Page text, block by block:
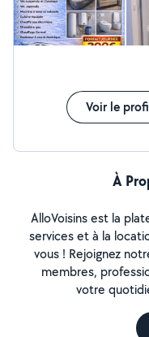
Voir le
À
AlloVoisins est la
services et à la
vous ! Rejoignez
membres,
votre